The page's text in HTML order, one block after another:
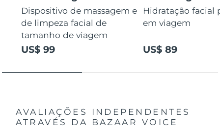
Dispositivo de massagem e
de limpeza facial de
tamanho de viagem
US$ 99
Hidratação facial
em viagem
US$ 89
AVALIAÇÕES INDEPENDENTES
ATRAVÉS DA BAZAAR VOICE